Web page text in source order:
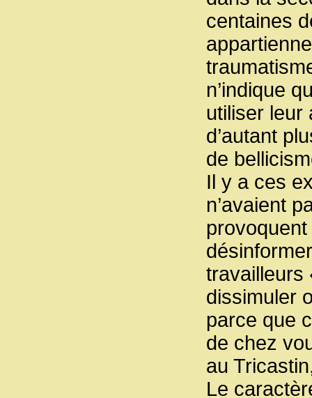
centaines
n’indique
utiliser leur
d’autant
de
Il y a ces
n’avaient
provoquent
travailleurs
dissimuler
parce que
de chez
au
Le